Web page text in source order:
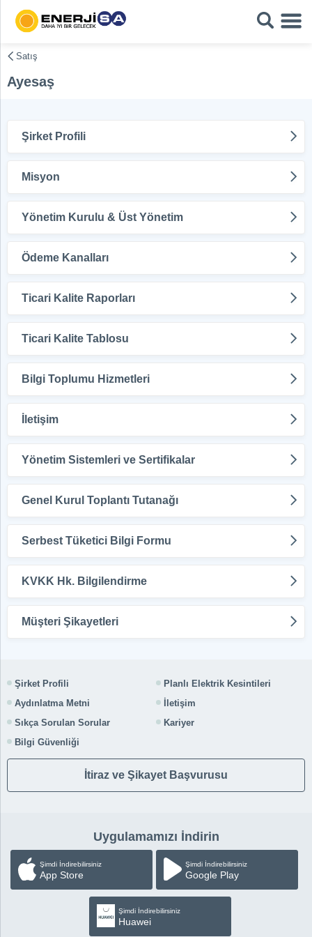
Satış
Ayesaş
Şirket Profili
Misyon
Yönetim Kurulu & Üst Yönetim
Ödeme Kanalları
Ticari Kalite Raporları
Ticari Kalite Tablosu
Bilgi Toplumu Hizmetleri
İletişim
Yönetim Sistemleri ve Sertifikalar
Genel Kurul Toplantı Tutanağı
Serbest Tüketici Bilgi Formu
KVKK Hk. Bilgilendirme
Müşteri Şikayetleri
Şirket Profili
Planlı Elektrik Kesintileri
Aydınlatma Metni
İletişim
Sıkça Sorulan Sorular
Kariyer
Bilgi Güvenliği
İtiraz ve Şikayet Başvurusu
Uygulamamızı İndirin
Şimdi İndirebilirsiniz
App Store
Şimdi İndirebilirsiniz
Google Play
Şimdi İndirebilirsiniz
Huawei